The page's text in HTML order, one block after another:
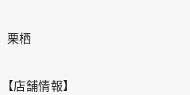
栗栖
【店舗情報】